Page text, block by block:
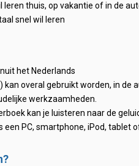
leren thuis, op vakantie of in de
snel wil leren
het Nederlands
kan overal gebruikt worden, in de
werkzaamheden.
kan je luisteren naar de
een PC, smartphone, iPod, tablet